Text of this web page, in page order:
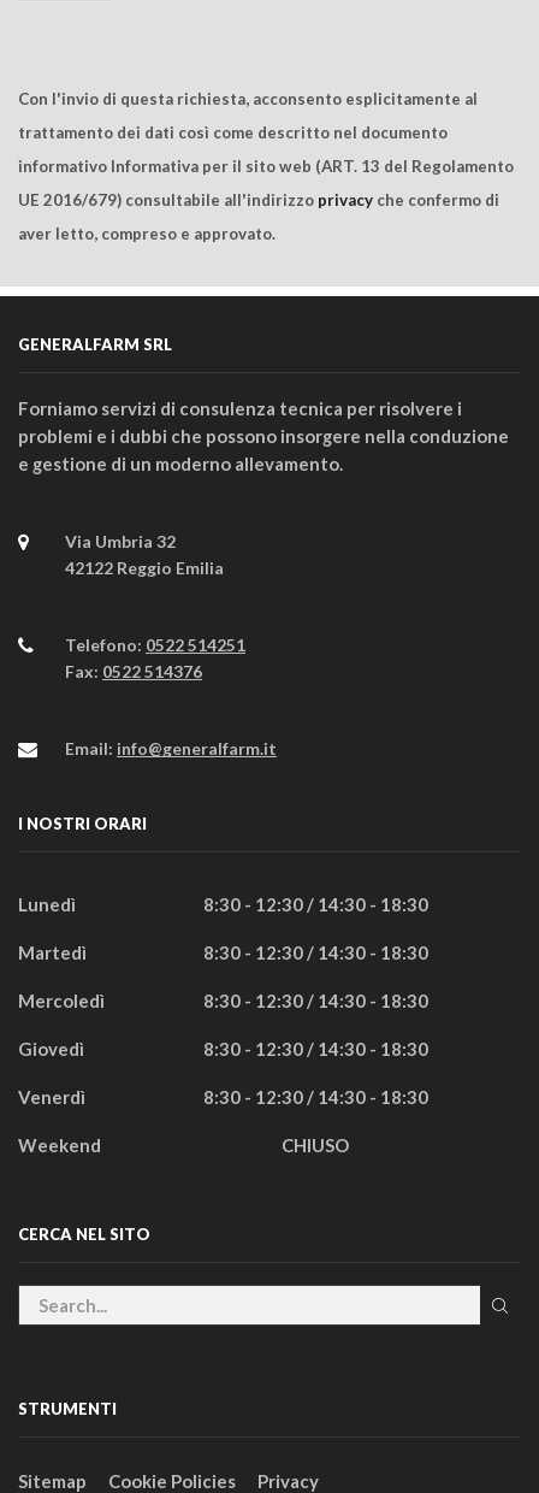
Con l'invio di questa richiesta, acconsento esplicitamente al
trattamento dei dati così come descritto nel documento
informativo Informativa per il sito web (ART. 13 del Regolamento
UE 2016/679) consultabile all'indirizzo privacy che confermo di
aver letto, compreso e approvato.
GENERALFARM SRL
Forniamo servizi di consulenza tecnica per risolvere i
problemi e i dubbi che possono insorgere nella conduzione
e gestione di un moderno allevamento.
Via Umbria 32
42122 Reggio Emilia
Telefono: 0522 514251
Fax: 0522 514376
Email: info@generalfarm.it
I NOSTRI ORARI
Lunedì 8:30 - 12:30 / 14:30 - 18:30
Martedì 8:30 - 12:30 / 14:30 - 18:30
Mercoledì 8:30 - 12:30 / 14:30 - 18:30
Giovedì 8:30 - 12:30 / 14:30 - 18:30
Venerdì 8:30 - 12:30 / 14:30 - 18:30
Weekend CHIUSO
CERCA NEL SITO
STRUMENTI
Sitemap Cookie Policies Privacy